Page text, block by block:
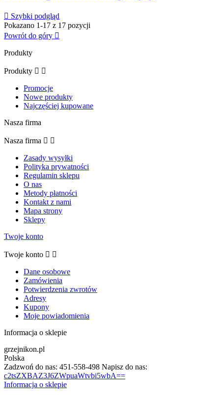
 Szybki podgląd
Pokazano 1-17 z 17 pozycji
Powrót do góry 
Produkty
Produkty  
Promocje
Nowe produkty
Najczęściej kupowane
Nasza firma
Nasza firma  
Zasady wysyłki
Polityka prywatności
Regulamin sklepu
O nas
Metody płatności
Kontakt z nami
Mapa strony
Sklepy
Twoje konto
Twoje konto  
Dane osobowe
Zamówienia
Potwierdzenia zwrotów
Adresy
Kupony
Moje powiadomienia
Informacja o sklepie
grzejnikon.pl
Polska
Zadzwoń do nas: 451-558-498 Napisz do nas:
c2tsZXBAZ3J6ZWpuaWtvbi5wbA==
Informacja o sklepie